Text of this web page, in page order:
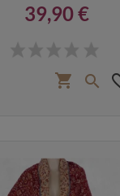
du châle,
39,90 €
shopping_cart 